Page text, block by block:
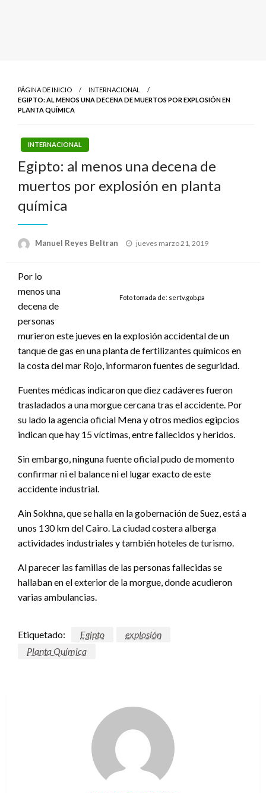
PÁGINA DE INICIO
INTERNACIONAL
EGIPTO: AL MENOS UNA DECENA DE MUERTOS POR EXPLOSIÓN EN
PLANTA QUÍMICA
INTERNACIONAL
Egipto: al menos una decena de
muertos por explosión en planta
química
Manuel Reyes Beltran
Publicado
jueves marzo 21, 2019
Foto tomada de: sertv.gob.pa
Por lo
menos una
decena de
personas
murieron este jueves en la explosión accidental de un
tanque de gas en una planta de fertilizantes químicos en
la costa del mar Rojo, informaron fuentes de seguridad.
Fuentes médicas indicaron que diez cadáveres fueron
trasladados a una morgue cercana tras el accidente. Por
su lado la agencia oficial Mena y otros medios egipcios
indican que hay 15 víctimas, entre fallecidos y heridos.
Sin embargo, ninguna fuente oficial pudo de momento
confirmar ni el balance ni el lugar exacto de este
accidente industrial.
Ain Sokhna, que se halla en la gobernación de Suez, está a
unos 130 km del Cairo. La ciudad costera alberga
actividades industriales y también hoteles de turismo.
Al parecer las familias de las personas fallecidas se
hallaban en el exterior de la morgue, donde acudieron
varias ambulancias.
Etiquetado: Egipto
explosión
Planta Química